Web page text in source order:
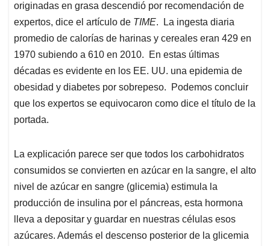
originadas en grasa descendió por recomendación de
expertos, dice el artículo de TIME. La ingesta diaria
promedio de calorías de harinas y cereales eran 429 en
1970 subiendo a 610 en 2010. En estas últimas
décadas es evidente en los EE. UU. una epidemia de
obesidad y diabetes por sobrepeso. Podemos concluir
que los expertos se equivocaron como dice el título de la
portada.
La explicación parece ser que todos los carbohidratos
consumidos se convierten en azúcar en la sangre, el alto
nivel de azúcar en sangre (glicemia) estimula la
producción de insulina por el páncreas, esta hormona
lleva a depositar y guardar en nuestras células esos
azúcares. Además el descenso posterior de la glicemia